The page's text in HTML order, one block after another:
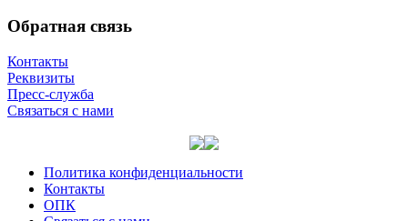
Обратная связь
Контакты
Реквизиты
Пресс-служба
Связаться с нами
Политика конфиденциальности
Контакты
ОПК